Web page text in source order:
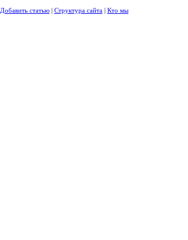
Добавить статью | Структура сайта | Кто мы